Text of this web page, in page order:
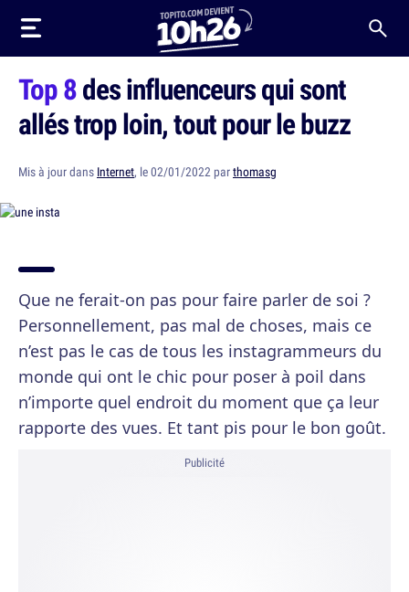
Top 8des influenceurs qui sont
allés trop loin, tout pour le buzz
Mis à jour dans Internet, le 02/01/2022 parthomasg
Que ne ferait-on pas pour faire parler de soi ?
Personnellement, pas mal de choses, mais ce
n’est pas le cas de tous les instagrammeurs du
monde qui ont le chic pour poser à poil dans
n’importe quel endroit du moment que ça leur
rapporte des vues. Et tant pis pour le bon goût.
Publicité